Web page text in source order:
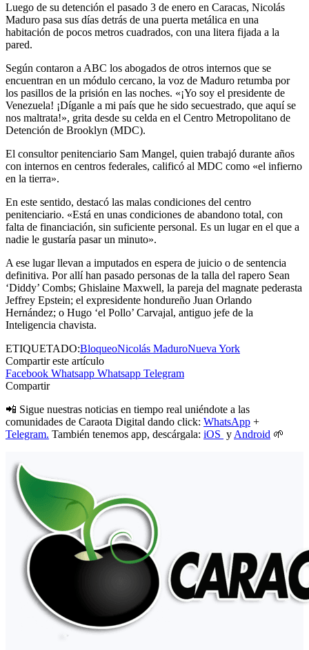
Luego de su detención el pasado 3 de enero en Caracas, Nicolás
Maduro pasa sus días detrás de una puerta metálica en una
habitación de pocos metros cuadrados, con una litera fijada a la
pared.
Según contaron a ABC los abogados de otros internos que se
encuentran en un módulo cercano, la voz de Maduro retumba por
los pasillos de la prisión en las noches. «¡Yo soy el presidente de
Venezuela! ¡Díganle a mi país que he sido secuestrado, que aquí se
nos maltrata!», grita desde su celda en el Centro Metropolitano de
Detención de Brooklyn (MDC).
El consultor penitenciario Sam Mangel, quien trabajó durante años
con internos en centros federales, calificó al MDC como «el infierno
en la tierra».
En este sentido, destacó las malas condiciones del centro
penitenciario. «Está en unas condiciones de abandono total, con
falta de financiación, sin suficiente personal. Es un lugar en el que a
nadie le gustaría pasar un minuto».
A ese lugar llevan a imputados en espera de juicio o de sentencia
definitiva. Por allí han pasado personas de la talla del rapero Sean
‘Diddy’ Combs; Ghislaine Maxwell, la pareja del magnate pederasta
Jeffrey Epstein; el expresidente hondureño Juan Orlando
Hernández; o Hugo ‘el Pollo’ Carvajal, antiguo jefe de la
Inteligencia chavista.
ETIQUETADO:BloqueoNicolás MaduroNueva York
Compartir este artículo
Facebook Whatsapp Whatsapp Telegram
Compartir
📲 Sigue nuestras noticias en tiempo real uniéndote a las
comunidades de Caraota Digital dando click: WhatsApp +
Telegram. También tenemos app, descárgala: iOS y Android 🌱